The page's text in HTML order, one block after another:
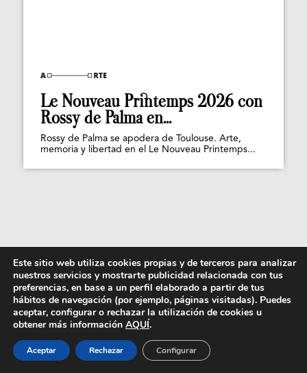
Le Nouveau Printemps 2026 con
Rossy de Palma en...
Rossy de Palma se apodera de Toulouse. Arte,
memoria y libertad en el Le Nouveau Printemps...
Este sitio web utiliza cookies propias y de terceros para analizar
nuestros servicios y mostrarte publicidad relacionada con tus
preferencias, en base a un perfil elaborado a partir de tus
hábitos de navegación (por ejemplo, páginas visitadas). Puedes
aceptar, configurar o rechazar la utilización de cookies u
obtener más información AQUÍ.
Aceptar Rechazar Configurar